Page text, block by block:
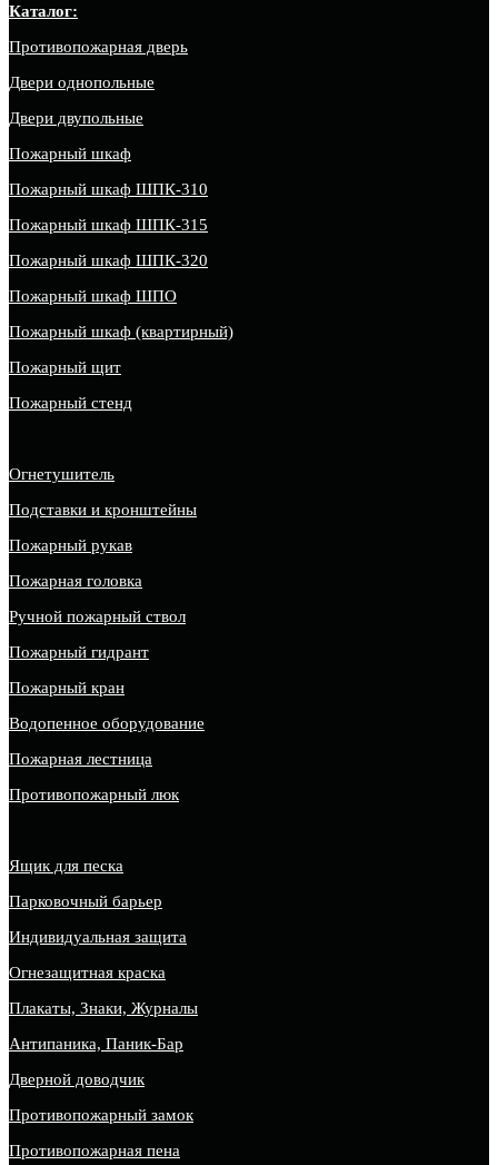
Каталог:
Противопожарная дверь
Двери однопольные
Двери двупольные
Пожарный шкаф
Пожарный шкаф ШПК-310
Пожарный шкаф ШПК-315
Пожарный шкаф ШПК-320
Пожарный шкаф ШПО
Пожарный шкаф (квартирный)
Пожарный щит
Пожарный стенд
Огнетушитель
Подставки и кронштейны
Пожарный рукав
Пожарная головка
Ручной пожарный ствол
Пожарный гидрант
Пожарный кран
Водопенное оборудование
Пожарная лестница
Противопожарный люк
Ящик для песка
Парковочный барьер
Индивидуальная защита
Огнезащитная краска
Плакаты, Знаки, Журналы
Антипаника, Паник-Бар
Дверной доводчик
Противопожарный замок
Противопожарная пена